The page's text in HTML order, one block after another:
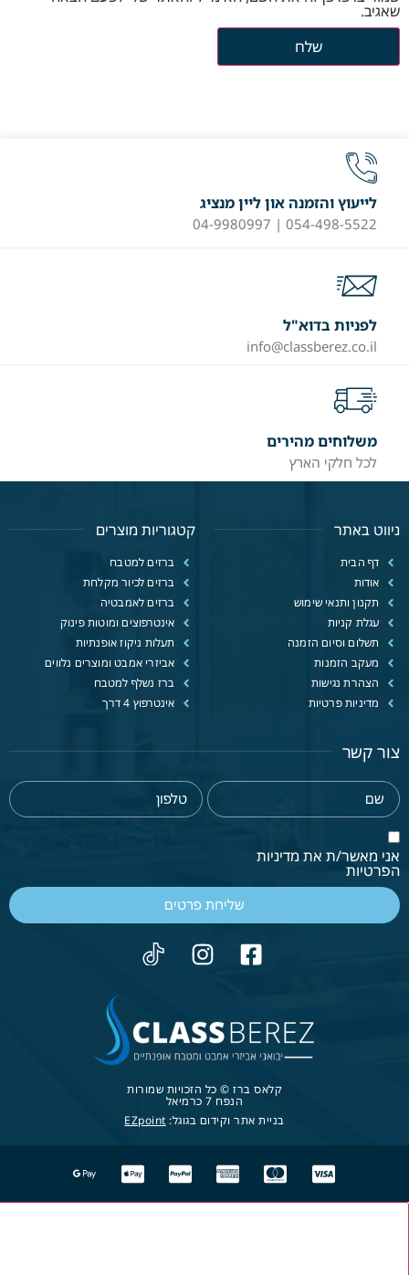
שאגיב.
לייעוץ והזמנה און ליין מנציג
054-498-5522 | 04-9980997
לפניות בדוא"ל
info@classberez.co.il
משלוחים מהירים
לכל חלקי הארץ
ניווט באתר
דף הבית
אודות
תקנון ותנאי שימוש
עגלת קניות
תשלום וסיום הזמנה
מעקב הזמנות
הצהרת נגישות
מדיניות פרטיות
קטגוריות מוצרים
ברזים למטבח
ברזים לכיור מקלחת
ברזים לאמבטיה
אינטרפוצים ומוטות פינוק
תעלות ניקוז אופנתיות
אביזרי אמבט ומוצרים נלווים
ברז נשלף למטבח
אינטרפוץ 4 דרך
צור קשר
אני מאשר/ת את מדיניות
הפרטיות
שליחת פרטים
קלאס ברז © כל הזכויות שמורות
הנפח 7 כרמיאל
בניית אתר וקידום בגוגל: EZpoint